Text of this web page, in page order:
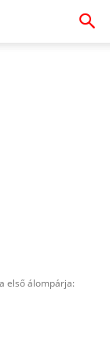
első álompárja: